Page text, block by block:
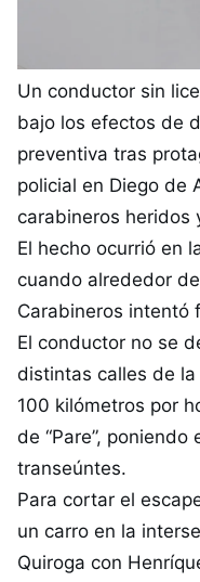
Un conductor sin
bajo los efectos de
preventiva tras
policial en Diego de
carabineros heridos
El hecho ocurrió en
cuando alrededor
Carabineros intentó
El conductor no se
distintas calles de
100 kilómetros por
de “Pare”,
transeúntes.
Para cortar el
un carro en la
Quiroga con